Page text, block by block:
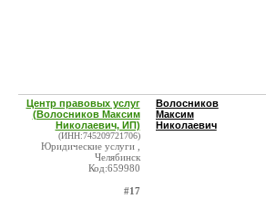
Центр правовых услуг
(Волосников Максим
Николаевич, ИП)
(ИНН:745209721706)
Юридические услуги ,
Челябинск
Код:659980
#17
Волосников
Максим
Николаевич